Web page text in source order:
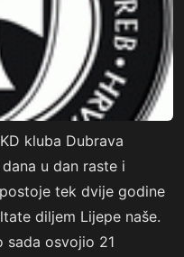
kluba Dubrava
u dan raste i
tek dvije godine
diljem Lijepe naše.
sada osvojio 21